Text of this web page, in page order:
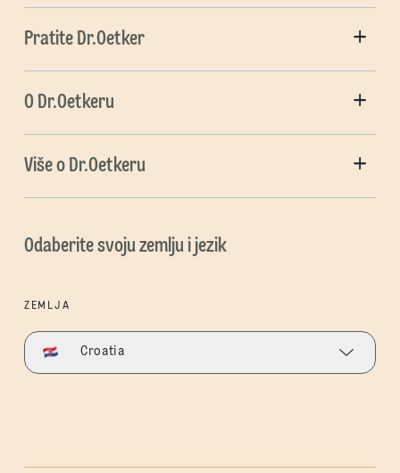
Pratite Dr.Oetker
O Dr.Oetkeru
Više o Dr.Oetkeru
Odaberite svoju zemlju i jezik
ZEMLJA
Croatia